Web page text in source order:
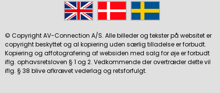
© Copyright AV-Connection A/S. Alle billeder og tekster på websitet er
copyright beskyttet og al kopiering uden særlig tilladelse er forbudt.
Kopiering og affotografering af websiden med salg for øje er forbudt
iflg. ophavsretsloven § 1 og 2. Vedkommende der overtræder dette vil
iflg. § 38 blive afkrævet vederlag og retsforfulgt.